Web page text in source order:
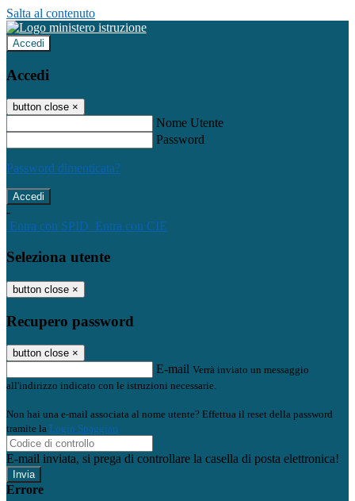
Salta al contenuto
Accedi
Accedi
button close ×
Nome Utente
Password
Password dimenticata?
-
Entra con SPID Entra con CIE
Seleziona utente
button close ×
Recupero password
button close ×
E-mail Verrà inviato un messaggio
all'indirizzo indicato con le istruzioni necessarie.
Non hai una e-mail associata al nome utente? Effettua il reset della password
tramite la Login Spaggiari
E-mail inviata, si prega di controllare la casella di posta elettronica!
Errore